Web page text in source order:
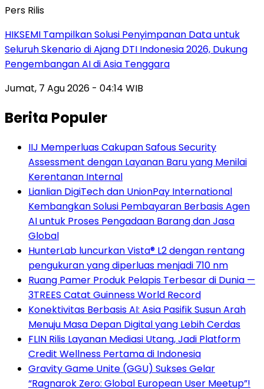
Pers Rilis
HIKSEMI Tampilkan Solusi Penyimpanan Data untuk
Seluruh Skenario di Ajang DTI Indonesia 2026, Dukung
Pengembangan AI di Asia Tenggara
Jumat, 7 Agu 2026 - 04:14 WIB
Berita Populer
IIJ Memperluas Cakupan Safous Security
Assessment dengan Layanan Baru yang Menilai
Kerentanan Internal
Lianlian DigiTech dan UnionPay International
Kembangkan Solusi Pembayaran Berbasis Agen
AI untuk Proses Pengadaan Barang dan Jasa
Global
HunterLab luncurkan Vista® L2 dengan rentang
pengukuran yang diperluas menjadi 710 nm
Ruang Pamer Produk Pelapis Terbesar di Dunia —
3TREES Catat Guinness World Record
Konektivitas Berbasis AI: Asia Pasifik Susun Arah
Menuju Masa Depan Digital yang Lebih Cerdas
FLIN Rilis Layanan Mediasi Utang, Jadi Platform
Credit Wellness Pertama di Indonesia
Gravity Game Unite (GGU) Sukses Gelar
“Ragnarok Zero: Global European User Meetup”!